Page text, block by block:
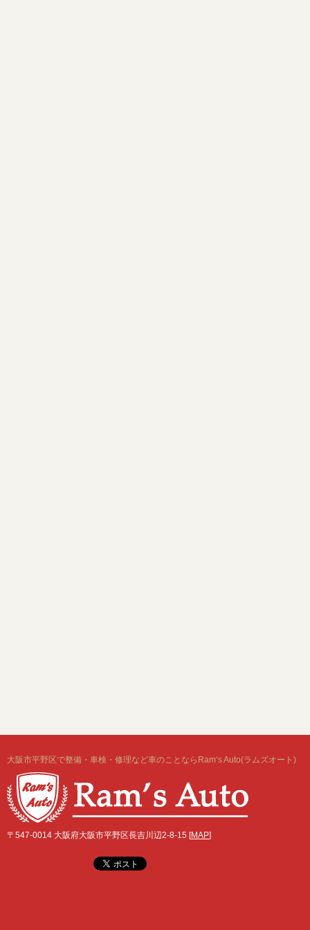
大阪市平野区で整備・車検・修理など車のことならRam‘s Auto(ラムズオート)
〒547-0014 大阪府大阪市平野区長吉川辺2-8-15 [MAP]